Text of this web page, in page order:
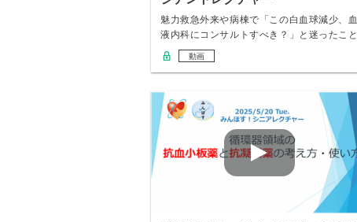
魅力救急外来や病棟で「この白血球減少、血
液内科にコンサルトすべき？」と迷ったこと
はありませ…
動画